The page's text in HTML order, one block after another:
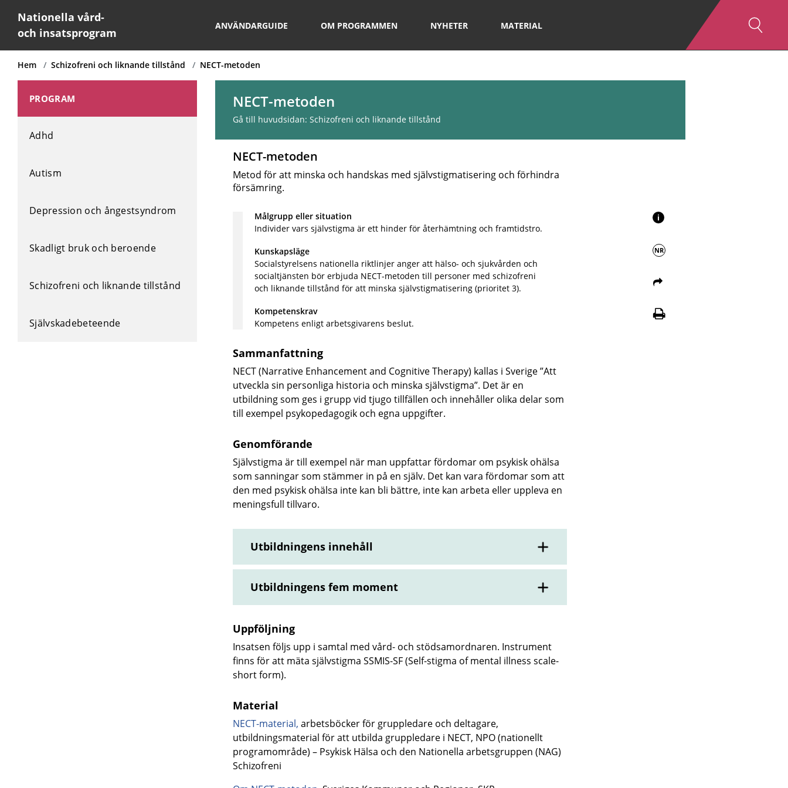
Nationella vård-
och insatsprogram
ANVÄNDARGUIDE OM PROGRAMMEN NYHETER MATERIAL
Hem Schizofreni och liknande tillstånd NECT-metoden
PROGRAM
Adhd
Autism
Depression och ångestsyndrom
Skadligt bruk och beroende
Schizofreni och liknande tillstånd
Självskadebeteende
NECT-metoden
Gå till huvudsidan: Schizofreni och liknande tillstånd
NECT-metoden
Metod för att minska och handskas med självstigmatisering och förhindra
försämring.
Målgrupp eller situation
Individer vars självstigma är ett hinder för återhämtning och framtidstro.
Kunskapsläge
Socialstyrelsens nationella riktlinjer anger att hälso- och sjukvården och
socialtjänsten bör erbjuda NECT-metoden till personer med schizofreni
och liknande tillstånd för att minska självstigmatisering (prioritet 3).
Kompetenskrav
Kompetens enligt arbetsgivarens beslut.
Sammanfattning
NECT (Narrative Enhancement and Cognitive Therapy) kallas i Sverige ”Att
utveckla sin personliga historia och minska självstigma”. Det är en
utbildning som ges i grupp vid tjugo tillfällen och innehåller olika delar som
till exempel psykopedagogik och egna uppgifter.
Genomförande
Självstigma är till exempel när man uppfattar fördomar om psykisk ohälsa
som sanningar som stämmer in på en själv. Det kan vara fördomar som att
den med psykisk ohälsa inte kan bli bättre, inte kan arbeta eller uppleva en
meningsfull tillvaro.
Utbildningens innehåll
Utbildningens fem moment
Uppföljning
Insatsen följs upp i samtal med vård- och stödsamordnaren. Instrument
finns för att mäta självstigma SSMIS-SF (Self-stigma of mental illness scale-
short form).
Material
NECT-material, arbetsböcker för gruppledare och deltagare,
utbildningsmaterial för att utbilda gruppledare i NECT, NPO (nationellt
programområde) – Psykisk Hälsa och den Nationella arbetsgruppen (NAG)
Schizofreni
i
NR